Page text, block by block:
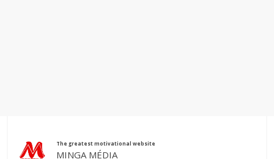
The greatest motivational website
MINGA MÉDIA